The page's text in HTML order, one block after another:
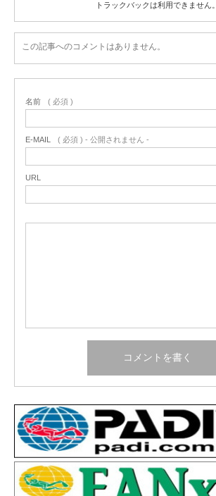
トラックバックは利用できません。
この記事へのコメントはありません。
名前 ( 必須 )
E-MAIL ( 必須 ) - 公開されません -
URL